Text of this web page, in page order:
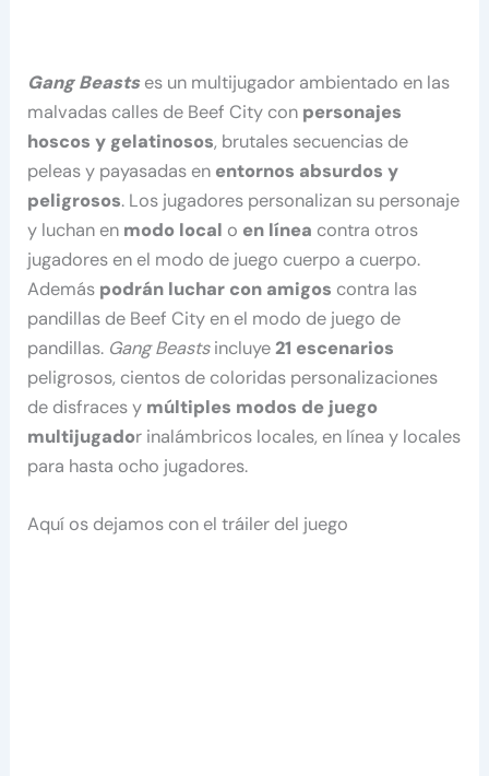
Gang Beastses un multijugador ambientado en las
malvadas calles de Beef City con personajes
hoscos y gelatinosos, brutales secuencias de
peleas y payasadas en entornos absurdos y
peligrosos. Los jugadores personalizan su personaje
y luchan en modo local o en línea contra otros
jugadores en el modo de juego cuerpo a cuerpo.
Además podrán luchar con amigos contra las
pandillas de Beef City en el modo de juego de
pandillas. Gang Beastsincluye21 escenarios
peligrosos, cientos de coloridas personalizaciones
de disfraces y múltiples modos de juego
multijugador inalámbricos locales, en línea y locales
para hasta ocho jugadores.
Aquí os dejamos con el tráiler del juego